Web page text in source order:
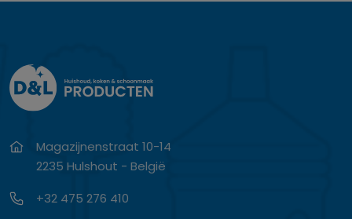
Magazijnenstraat 10-14
2235 Hulshout - België
+32 475 276 410